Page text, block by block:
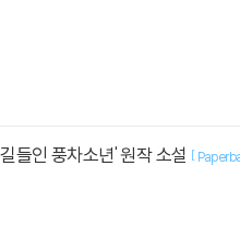
인 풍차소년' 원작 소설 [